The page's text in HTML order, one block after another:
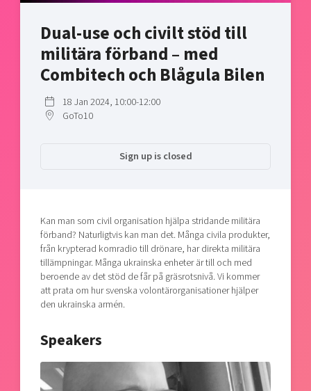
Bright East
Reversed mentorship
Current offers and activities
Talent & skills
Startup & industry collaboration
Offers to boost your business
Projects
Publications
Project toolbox
Today's lunch in Mjärdevi
Dual-use och civilt stöd till
militära förband – med
Combitech och Blågula Bilen
18 Jan 2024, 10:00-12:00
GoTo10
Sign up is closed
Kan man som civil organisation hjälpa stridande militära
förband? Naturligtvis kan man det. Många civila produkter,
från krypterad komradio till drönare, har direkta militära
tillämpningar. Många ukrainska enheter är till och med
beroende av det stöd de får på gräsrotsnivå. Vi kommer
att prata om hur svenska volontärorganisationer hjälper
den ukrainska armén.
Speakers